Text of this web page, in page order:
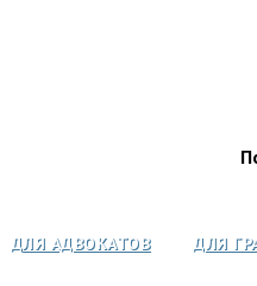
ДЛЯ АДВОКАТОВ ДЛЯ